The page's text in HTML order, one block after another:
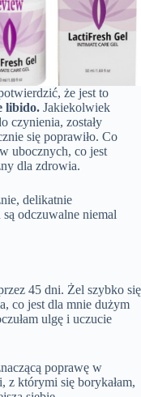
że jest to
libido. Jakiekolwiek
czynienia, zostały
się poprawiło. Co
ubocznych, co jest
dla zdrowia.
delikatnie
odczuwalne niemal
45 dni. Żel szybko się
co jest dla mnie dużym
ulgę i uczucie
poprawę w
z którymi się borykałam,